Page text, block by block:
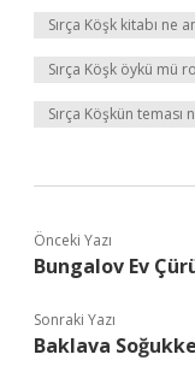
Sırça Köşk kitabı ne
Sırça Köşk öykü mü
Sırça Köşkün teması
Önceki Yazı
Bungalov Ev
Sonraki Yazı
Baklava